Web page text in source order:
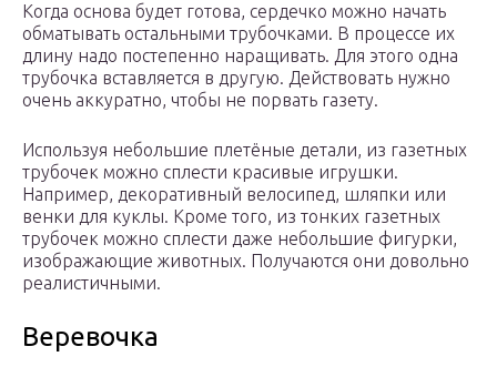
Когда основа будет готова, сердечко можно начать
обматывать остальными трубочками. В процессе их
длину надо постепенно наращивать. Для этого одна
трубочка вставляется в другую. Действовать нужно
очень аккуратно, чтобы не порвать газету.
Используя небольшие плетёные детали, из газетных
трубочек можно сплести красивые игрушки.
Например, декоративный велосипед, шляпки или
венки для куклы. Кроме того, из тонких газетных
трубочек можно сплести даже небольшие фигурки,
изображающие животных. Получаются они довольно
реалистичными.
Веревочка